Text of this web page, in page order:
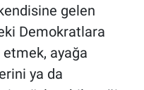
gelen
Demokratlara
etmek, ayağa
ya da